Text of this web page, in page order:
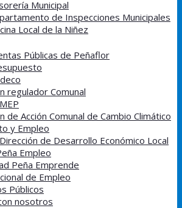
Municipal
de Inspecciones Municipales
Local de la Niñez
Públicas de Peñaflor
regulador Comunal
de Acción Comunal de Cambio Climático
y Empleo
de Desarrollo Económico Local
Empleo
Peña Emprende
de Empleo
Públicos
nosotros